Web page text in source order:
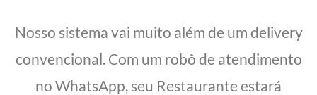
Nosso sistema vai muito além de um delivery
convencional. Com um robô de atendimento
no WhatsApp, seu Restaurante estará